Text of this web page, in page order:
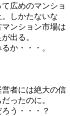
広めのマンショ
しかたないな
ンション市場は
出る。
か・・・。
者には絶大の信
ったのに。
う・・・？